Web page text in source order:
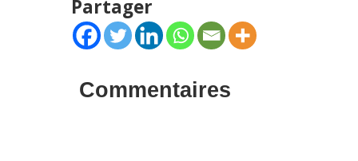
Partager
Commentaires